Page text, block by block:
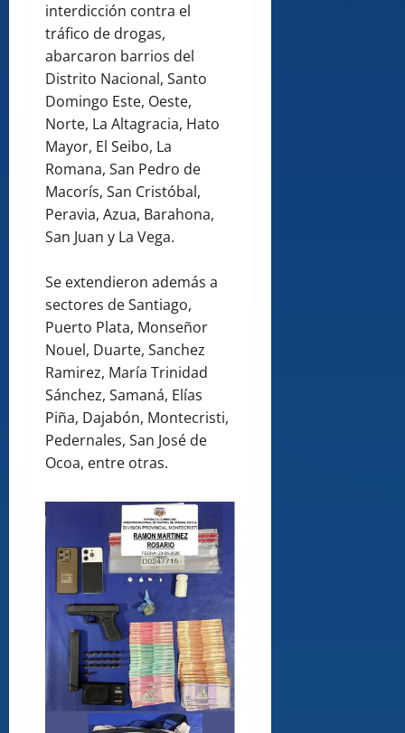
interdicción contra el
tráfico de drogas,
abarcaron barrios del
Distrito Nacional, Santo
Domingo Este, Oeste,
Norte, La Altagracia, Hato
Mayor, El Seibo, La
Romana, San Pedro de
Macorís, San Cristóbal,
Peravia, Azua, Barahona,
San Juan y La Vega.
Se extendieron además a
sectores de Santiago,
Puerto Plata, Monseñor
Nouel, Duarte, Sanchez
Ramirez, María Trinidad
Sánchez, Samaná, Elías
Piña, Dajabón, Montecristi,
Pedernales, San José de
Ocoa, entre otras.